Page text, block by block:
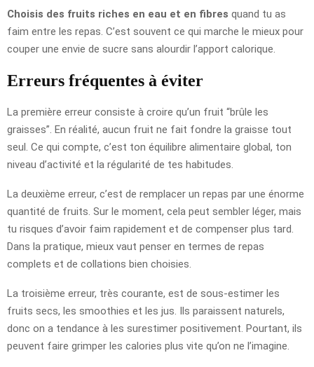
Choisis des fruits riches en eau et en fibres quand tu as
faim entre les repas. C’est souvent ce qui marche le mieux pour
couper une envie de sucre sans alourdir l’apport calorique.
Erreurs fréquentes à éviter
La première erreur consiste à croire qu’un fruit “brûle les
graisses”. En réalité, aucun fruit ne fait fondre la graisse tout
seul. Ce qui compte, c’est ton équilibre alimentaire global, ton
niveau d’activité et la régularité de tes habitudes.
La deuxième erreur, c’est de remplacer un repas par une énorme
quantité de fruits. Sur le moment, cela peut sembler léger, mais
tu risques d’avoir faim rapidement et de compenser plus tard.
Dans la pratique, mieux vaut penser en termes de repas
complets et de collations bien choisies.
La troisième erreur, très courante, est de sous-estimer les
fruits secs, les smoothies et les jus. Ils paraissent naturels,
donc on a tendance à les surestimer positivement. Pourtant, ils
peuvent faire grimper les calories plus vite qu’on ne l’imagine.